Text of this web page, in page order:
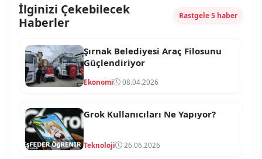
İlginizi Çekebilecek
Haberler
Rastgele 5 haber
Şırnak Belediyesi Araç Filosunu
Güçlendiriyor
Ekonomi 08.04.2026
Grok Kullanıcıları Ne Yapıyor?
Teknoloji 26.06.2026